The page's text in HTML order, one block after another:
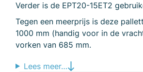
Verder is de EPT20-15ET2
Tegen een meerprijs is deze
1000 mm (handig voor in de
vorken van 685 mm.
Lees meer…